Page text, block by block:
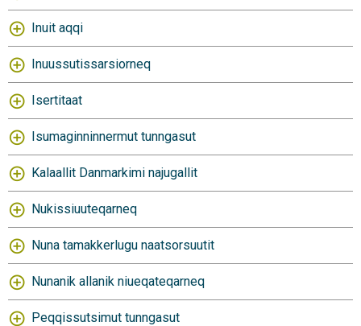
Inuit aqqi
Inuussutissarsiorneq
Isertitaat
Isumaginninnermut tunngasut
Kalaallit Danmarkimi najugallit
Nukissiuuteqarneq
Nuna tamakkerlugu naatsorsuutit
Nunanik allanik niueqateqarneq
Peqqissutsimut tunngasut